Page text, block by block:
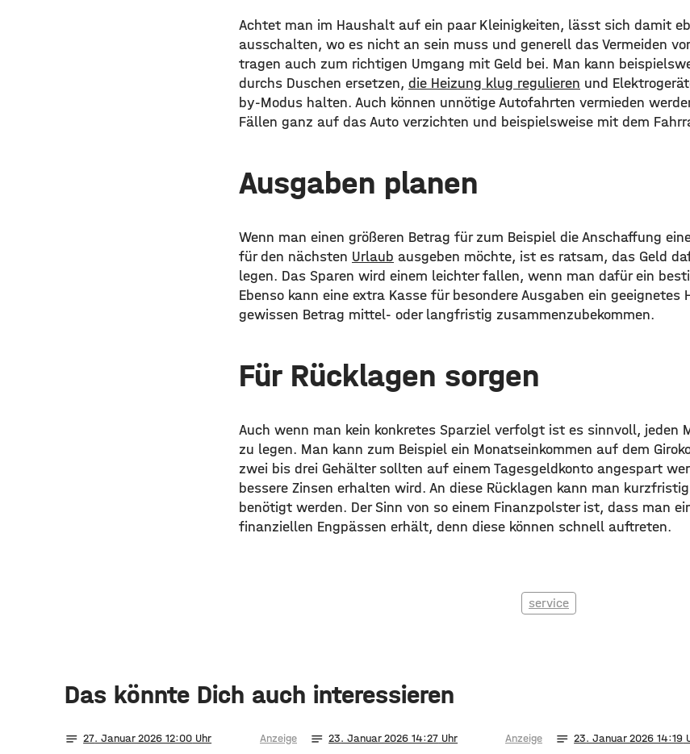
Achtet man im Haushalt auf ein paar Kleinigkeiten, lässt sich damit
ausschalten, wo es nicht an sein muss und generell das Vermeiden
tragen auch zum richtigen Umgang mit Geld bei. Man kann
durchs Duschen ersetzen, die Heizung klug regulieren und
by-Modus halten. Auch können unnötige Autofahrten vermieden
Fällen ganz auf das Auto verzichten und beispielsweise mit dem
Ausgaben planen
Wenn man einen größeren Betrag für zum Beispiel die Anschaffung
für den nächsten Urlaub ausgeben möchte, ist es ratsam, das Geld
legen. Das Sparen wird einem leichter fallen, wenn man dafür ein
Ebenso kann eine extra Kasse für besondere Ausgaben ein
gewissen Betrag mittel- oder langfristig zusammenzubekommen.
Für Rücklagen sorgen
Auch wenn man kein konkretes Sparziel verfolgt ist es sinnvoll, jeden
zu legen. Man kann zum Beispiel ein Monatseinkommen auf dem
zwei bis drei Gehälter sollten auf einem Tagesgeldkonto angespart
bessere Zinsen erhalten wird. An diese Rücklagen kann man
benötigt werden. Der Sinn von so einem Finanzpolster ist, dass man
finanziellen Engpässen erhält, denn diese können schnell auftreten.
service
Das könnte Dich auch interessieren
notes 27. Januar 2026 12:00 Anzeige notes 23. Januar 2026 14:27 Anzeige notes 23. Januar 2026 14:19